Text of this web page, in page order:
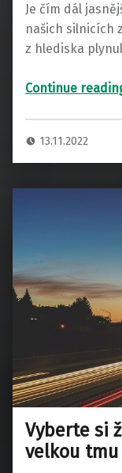
Je čím dál
našich silnicích
z hlediska
Continue
13.11.2022
Vyberte si
velkou tmu